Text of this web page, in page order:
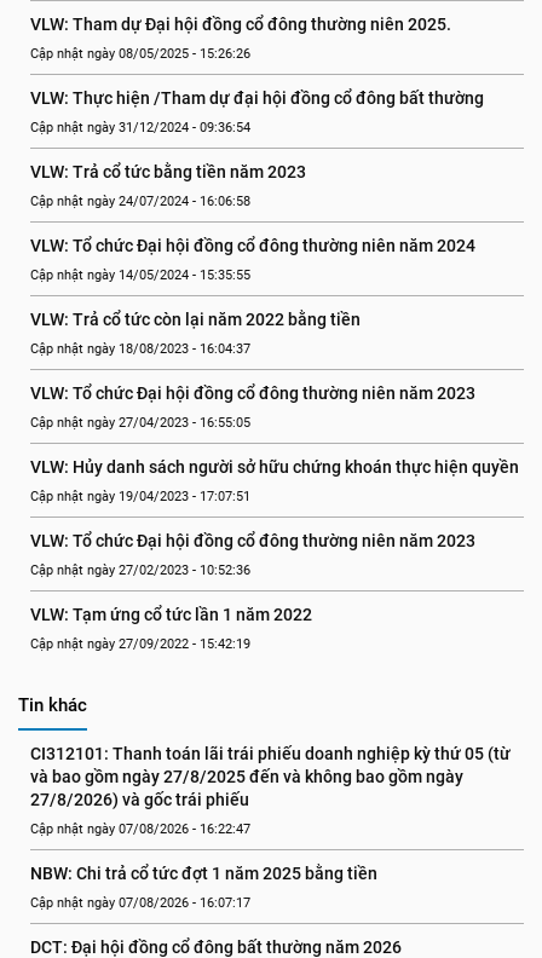
VLW: Tham dự Đại hội đồng cổ đông thường niên 2025.
Cập nhật ngày 08/05/2025 - 15:26:26
VLW: Thực hiện /Tham dự đại hội đồng cổ đông bất thường
Cập nhật ngày 31/12/2024 - 09:36:54
VLW: Trả cổ tức bằng tiền năm 2023
Cập nhật ngày 24/07/2024 - 16:06:58
VLW: Tổ chức Đại hội đồng cổ đông thường niên năm 2024
Cập nhật ngày 14/05/2024 - 15:35:55
VLW: Trả cổ tức còn lại năm 2022 bằng tiền
Cập nhật ngày 18/08/2023 - 16:04:37
VLW: Tổ chức Đại hội đồng cổ đông thường niên năm 2023
Cập nhật ngày 27/04/2023 - 16:55:05
VLW: Hủy danh sách người sở hữu chứng khoán thực hiện quyền
Cập nhật ngày 19/04/2023 - 17:07:51
VLW: Tổ chức Đại hội đồng cổ đông thường niên năm 2023
Cập nhật ngày 27/02/2023 - 10:52:36
VLW: Tạm ứng cổ tức lần 1 năm 2022
Cập nhật ngày 27/09/2022 - 15:42:19
Tin khác
CI312101: Thanh toán lãi trái phiếu doanh nghiệp kỳ thứ 05 (từ
và bao gồm ngày 27/8/2025 đến và không bao gồm ngày
27/8/2026) và gốc trái phiếu
Cập nhật ngày 07/08/2026 - 16:22:47
NBW: Chi trả cổ tức đợt 1 năm 2025 bằng tiền
Cập nhật ngày 07/08/2026 - 16:07:17
DCT: Đại hội đồng cổ đông bất thường năm 2026